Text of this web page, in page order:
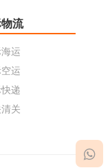
流
运
运
递
关